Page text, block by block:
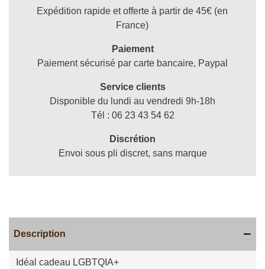
Expédition rapide et offerte à partir de 45€ (en
France)
Paiement
Paiement sécurisé par carte bancaire, Paypal
Service clients
Disponible du lundi au vendredi 9h-18h
Tél : 06 23 43 54 62
Discrétion
Envoi sous pli discret, sans marque
Description
Idéal cadeau LGBTQIA+